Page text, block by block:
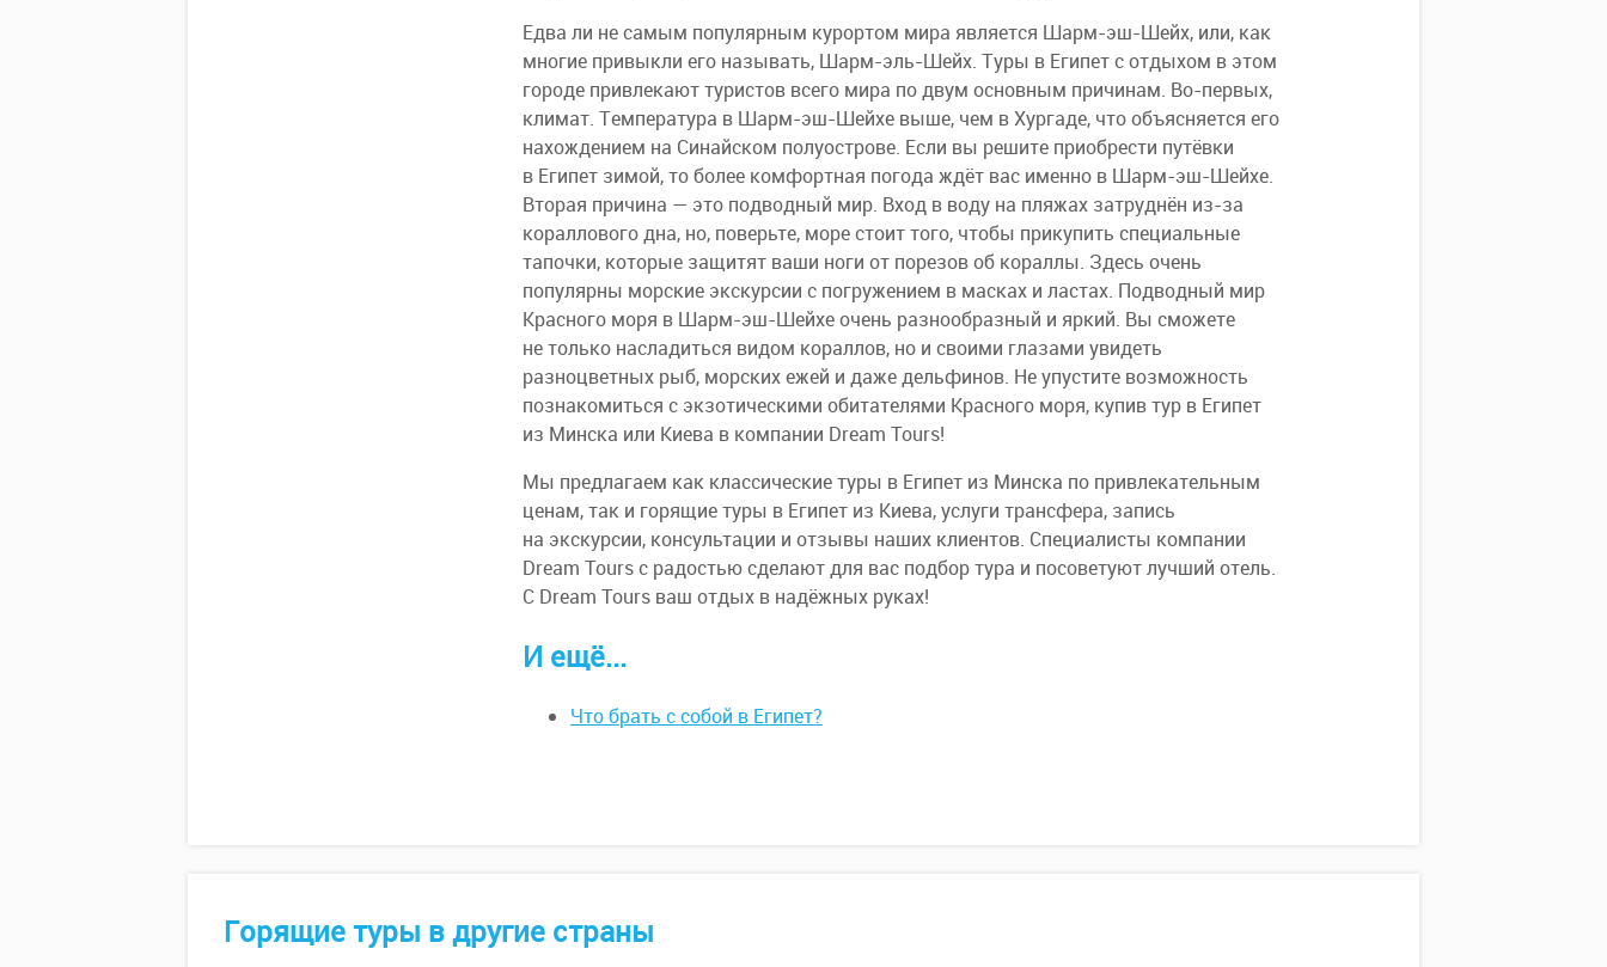
Едва ли не самым популярным курортом мира является Шарм-эш-Шейх, или, как
многие привыкли его называть, Шарм-эль-Шейх. Туры в Египет с отдыхом в этом
городе привлекают туристов всего мира по двум основным причинам. Во-первых,
климат. Температура в Шарм-эш-Шейхе выше, чем в Хургаде, что объясняется его
нахождением на Синайском полуострове. Если вы решите приобрести путёвки
в Египет зимой, то более комфортная погода ждёт вас именно в Шарм-эш-Шейхе.
Вторая причина — это подводный мир. Вход в воду на пляжах затруднён из-за
кораллового дна, но, поверьте, море стоит того, чтобы прикупить специальные
тапочки, которые защитят ваши ноги от порезов об кораллы. Здесь очень
популярны морские экскурсии с погружением в масках и ластах. Подводный мир
Красного моря в Шарм-эш-Шейхе очень разнообразный и яркий. Вы сможете
не только насладиться видом кораллов, но и своими глазами увидеть
разноцветных рыб, морских ежей и даже дельфинов. Не упустите возможность
познакомиться с экзотическими обитателями Красного моря, купив тур в Египет
из Минска или Киева в компании Dream Tours!
Мы предлагаем как классические туры в Египет из Минска по привлекательным
ценам, так и горящие туры в Египет из Киева, услуги трансфера, запись
на экскурсии, консультации и отзывы наших клиентов. Специалисты компании
Dream Tours с радостью сделают для вас подбор тура и посоветуют лучший отель.
С Dream Tours ваш отдых в надёжных руках!
И ещё...
Что брать с собой в Египет?
Горящие туры в другие страны